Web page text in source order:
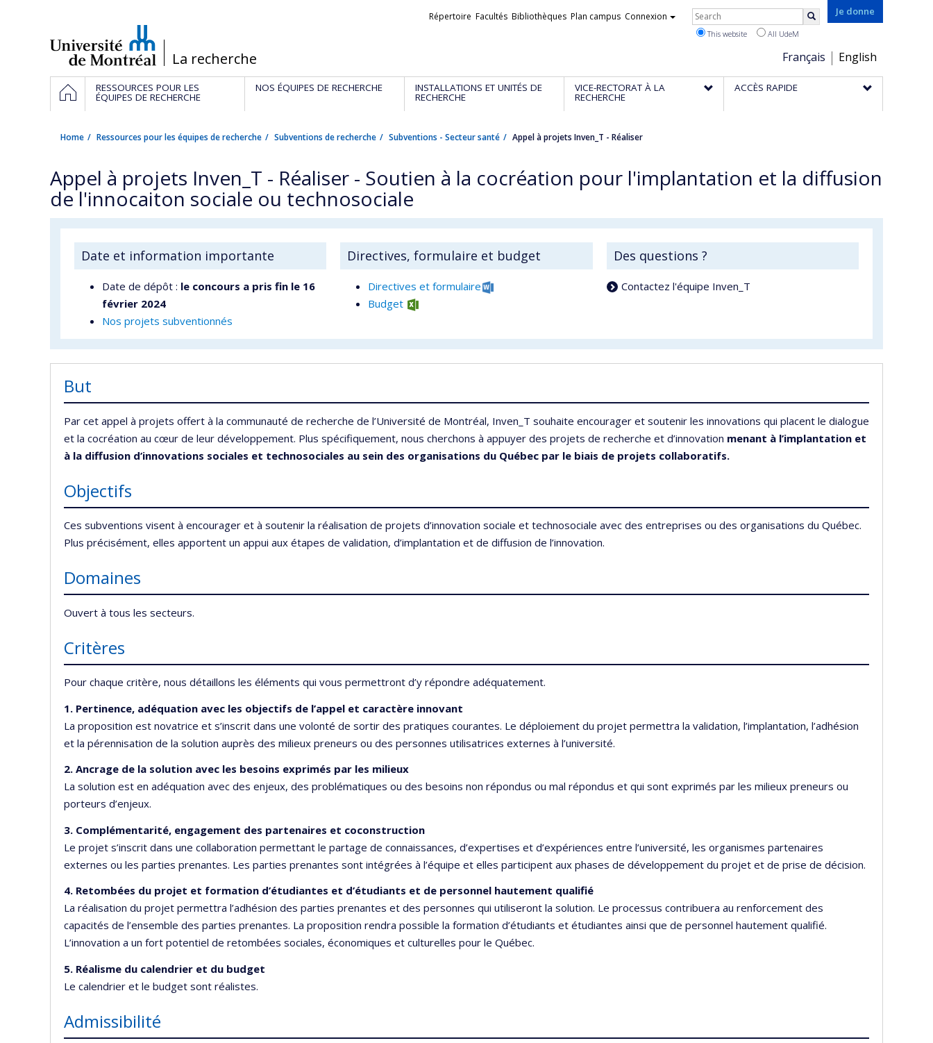
/La recherche
Je donne
Choix
de
la
Français English
Liens
Répertoire Facultés Bibliothèques Plan campus Connexion Rechercher
This website All UdeM
Navigation
principale
HOMERESSOURCES POUR LES
ÉQUIPES DE RECHERCHE
NOS ÉQUIPES DE RECHERCHE INSTALLATIONS ET UNITÉS DE
RECHERCHE
VICE-RECTORAT À LA
RECHERCHE
ACCÈS RAPIDE
Home Ressources pour les équipes de recherche Subventions de recherche Subventions - Secteur santé Appel à projets Inven_T - Réaliser
Appel à projets Inven_T - Réaliser - Soutien à la cocréation pour l'implantation et la diffusion
de l'innocaiton sociale ou technosociale
Date et information importante
Date de dépôt : le concours a pris fin le 16
février 2024
Nos projets subventionnés
Directives, formulaire et budget
Directives et formulaire
Budget
Des questions ?
Contactez l'équipe Inven_T
But
Par cet appel à projets offert à la communauté de recherche de l’Université de Montréal, Inven_T souhaite encourager et soutenir les innovations qui placent le dialogue
et la cocréation au cœur de leur développement. Plus spécifiquement, nous cherchons à appuyer des projets de recherche et d’innovation menant à l’implantation et
à la diffusion d’innovations sociales et technosociales au sein des organisations du Québec par le biais de projets collaboratifs.
Objectifs
Ces subventions visent à encourager et à soutenir la réalisation de projets d’innovation sociale et technosociale avec des entreprises ou des organisations du Québec.
Plus précisément, elles apportent un appui aux étapes de validation, d’implantation et de diffusion de l’innovation.
Domaines
Ouvert à tous les secteurs.
Critères
Pour chaque critère, nous détaillons les éléments qui vous permettront d’y répondre adéquatement.
1. Pertinence, adéquation avec les objectifs de l’appel et caractère innovant
La proposition est novatrice et s’inscrit dans une volonté de sortir des pratiques courantes. Le déploiement du projet permettra la validation, l’implantation, l’adhésion
et la pérennisation de la solution auprès des milieux preneurs ou des personnes utilisatrices externes à l’université.
2. Ancrage de la solution avec les besoins exprimés par les milieux
La solution est en adéquation avec des enjeux, des problématiques ou des besoins non répondus ou mal répondus et qui sont exprimés par les milieux preneurs ou
porteurs d’enjeux.
3. Complémentarité, engagement des partenaires et coconstruction
Le projet s’inscrit dans une collaboration permettant le partage de connaissances, d’expertises et d’expériences entre l’université, les organismes partenaires
externes ou les parties prenantes. Les parties prenantes sont intégrées à l’équipe et elles participent aux phases de développement du projet et de prise de décision.
4. Retombées du projet et formation d’étudiantes et d’étudiants et de personnel hautement qualifié
La réalisation du projet permettra l’adhésion des parties prenantes et des personnes qui utiliseront la solution. Le processus contribuera au renforcement des
capacités de l’ensemble des parties prenantes. La proposition rendra possible la formation d’étudiants et étudiantes ainsi que de personnel hautement qualifié.
L’innovation a un fort potentiel de retombées sociales, économiques et culturelles pour le Québec.
5. Réalisme du calendrier et du budget
Le calendrier et le budget sont réalistes.
Admissibilité